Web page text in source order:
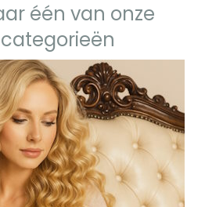
één van onze